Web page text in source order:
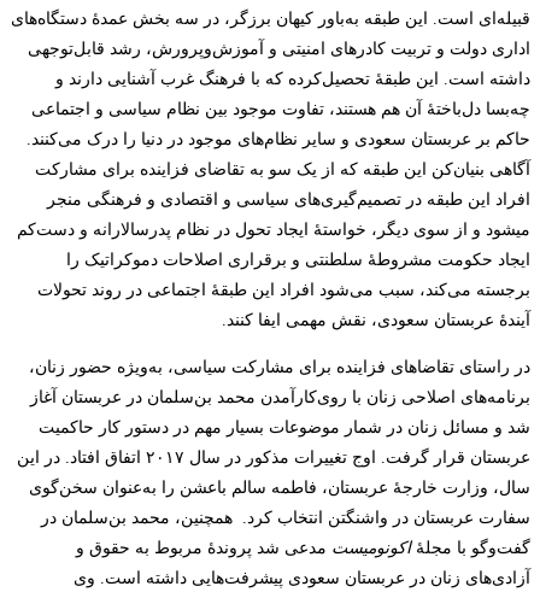
قبیله‌ای است. این طبقه به‌باور کیهان برزگر، در سه بخش عمدۀ دستگاه‌های
اداری دولت و تربیت کادرهای امنیتی و آموزش‌وپرورش، رشد قابل‌توجهی
داشته است. این طبقۀ تحصیل‌کرده که با فرهنگ غرب آشنایی دارند و
چه‌بسا دل‌باختۀ آن هم هستند، تفاوت موجود بین نظام سیاسی و اجتماعی
حاکم بر عربستان سعودی و سایر نظام‌های موجود در دنیا را درک می‌کنند.
آگاهی بنیان‌کن این طبقه که از یک سو به تقاضای فزاینده‌ برای مشارکت
افراد این طبقه در تصمیم‌گیری‌های سیاسی و اقتصادی و فرهنگی منجر
می‎شود و از سوی دیگر، خواستۀ ایجاد تحول در نظام پدرسالارانه و دست‌کم
ایجاد حکومت مشروطۀ سلطنتی و برقراری اصلاحات دموکراتیک را
برجسته می‌کند، سبب می‌شود افراد این طبقۀ اجتماعی در روند تحولات
آیندۀ عربستان سعودی، نقش مهمی ایفا کنند.
در راستای تقاضاهای فزاینده برای مشارکت سیاسی، به‌ویژه حضور زنان،
برنامه‌های اصلاحی زنان با روی‌کارآمدن محمد بن‌سلمان در عربستان آغاز
شد و مسائل زنان در شمار موضوعات بسیار مهم در دستور کار حاکمیت
عربستان قرار گرفت. اوج تغییرات مذکور در سال ۲۰۱۷ اتفاق افتاد. در این
سال، وزارت خارجۀ عربستان، فاطمه سالم باعشن را به‌عنوان سخن‌گوی
سفارت عربستان در واشنگتن انتخاب کرد. همچنین، محمد بن‌سلمان در
گفت‌‌وگو با مجلۀاکونومیست مدعی شد پروندۀ مربوط به حقوق و
آزادی‌های زنان در عربستان سعودی پیشرفت‌هایی داشته است. وی